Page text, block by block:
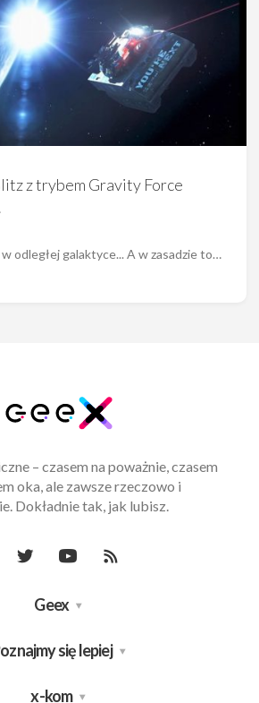
z trybem Gravity Force
odległej galaktyce... A w zasadzie to…
– czasem na poważnie, czasem
oka, ale zawsze rzeczowo i
Dokładnie tak, jak lubisz.
Geex
się lepiej
x-kom